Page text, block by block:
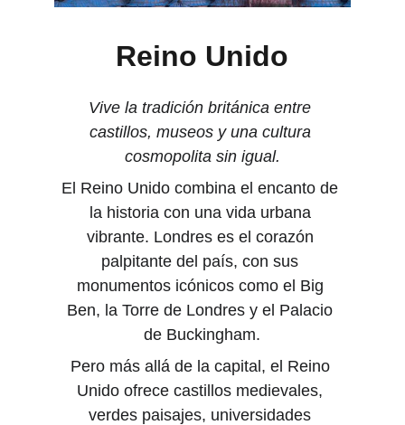
Reino Unido
Vive la tradición británica entre
castillos, museos y una cultura
cosmopolita sin igual.
El Reino Unido combina el encanto de
la historia con una vida urbana
vibrante. Londres es el corazón
palpitante del país, con sus
monumentos icónicos como el Big
Ben, la Torre de Londres y el Palacio
de Buckingham.
Pero más allá de la capital, el Reino
Unido ofrece castillos medievales,
verdes paisajes, universidades